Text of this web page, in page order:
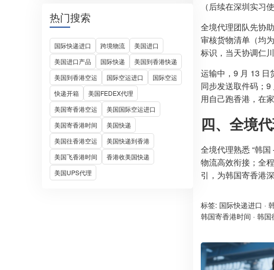
热门搜索
国际快递进口 跨境物流
美国进口
美国进口产品
国际快递
美国到香港快递
美国到香港空运
国际空运进口
国际空运
快递开箱
美国FEDEX代理
美国寄香港空运
美国国际空运进口
美国寄香港时间
美国快递
美国往香港空运
美国快递到香港
美国飞香港时间
香港收美国快递
美国UPS代理
（后续在深圳实习
全境代理团队先协
审核货物清单（均
标识，当天协调仁
运输中，9 月 13 日
同步发送取件码；
用自己跑香港，在
四、全境
全境代理熟悉 “韩
物流高效衔接；全
引，为韩国寄香港
标签: 国际快递进口 ·
韩国寄香港时间 · 韩国